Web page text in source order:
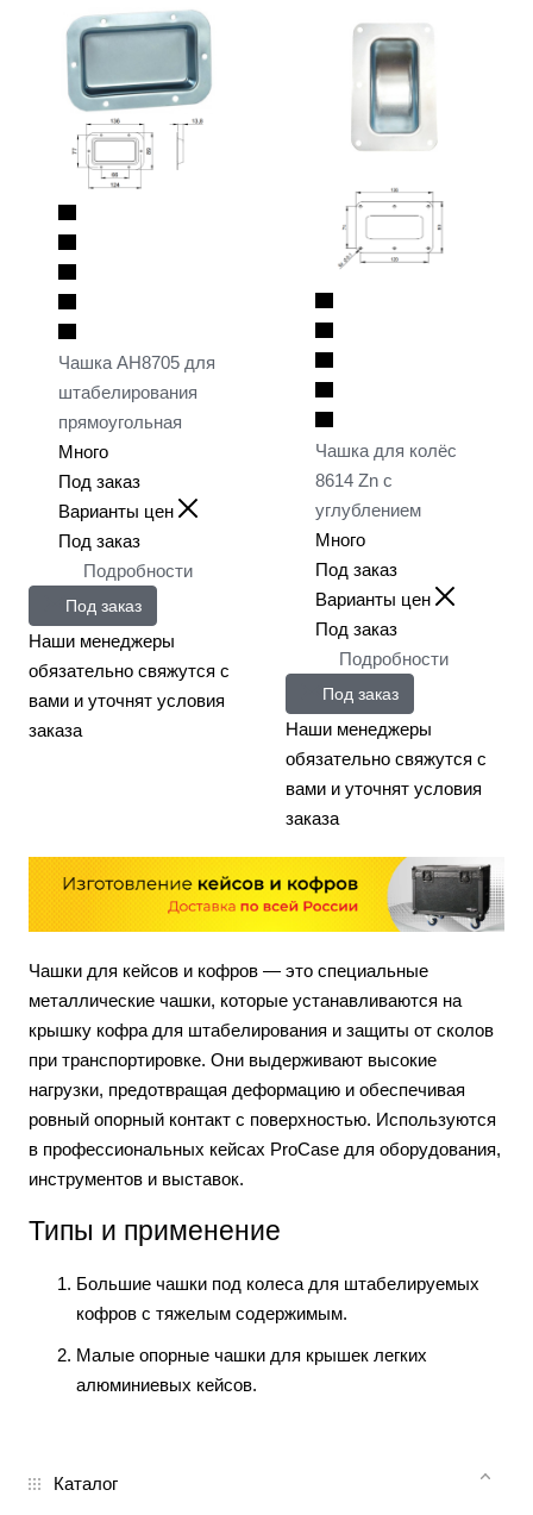
Чашка AH8705 для
штабелирования
прямоугольная
Много
Под заказ
Варианты цен
Под заказ
Подробности
Под заказ
Наши менеджеры
обязательно свяжутся с
вами и уточнят условия
заказа
Чашка для колёс
8614 Zn с
углублением
Много
Под заказ
Варианты цен
Под заказ
Подробности
Под заказ
Наши менеджеры
обязательно свяжутся с
вами и уточнят условия
заказа
Чашки для кейсов и кофров — это специальные
металлические чашки, которые устанавливаются на
крышку кофра для штабелирования и защиты от сколов
при транспортировке. Они выдерживают высокие
нагрузки, предотвращая деформацию и обеспечивая
ровный опорный контакт с поверхностью. Используются
в профессиональных кейсах ProCase для оборудования,
инструментов и выставок.
Типы и применение
Большие чашки под колеса для штабелируемых
кофров с тяжелым содержимым.
Малые опорные чашки для крышек легких
алюминиевых кейсов.
Каталог